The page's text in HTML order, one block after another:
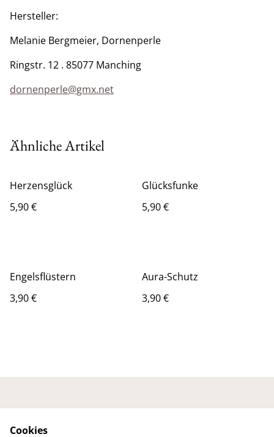
​Hersteller:
Melanie Bergmeier, Dornenperle
Ringstr. 12 . 85077 Manching
dornenperle@gmx.net
Ähnliche Artikel
Herzensglück
5,90 €
Glücksfunke
5,90 €
Engelsflüstern
3,90 €
Aura-Schutz
3,90 €
Kontaktieren Sie uns
Rechtliche
Cookies